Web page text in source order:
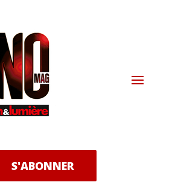
S'ABONNER